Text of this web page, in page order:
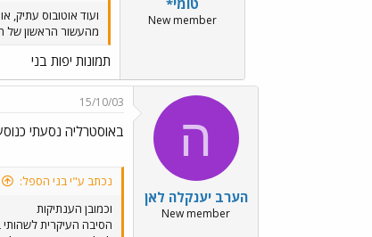
New member
ועוד אוטובוס עתיק,
מהעשור הראשון של
תמונות יפות בני
ה
הערב יענקלה לאן
New member
15/10/03
באוסטרליה נסעתי
נכתב ע"י בני הספל:
וכמובן הענתיקות
הסיבה העיקרית